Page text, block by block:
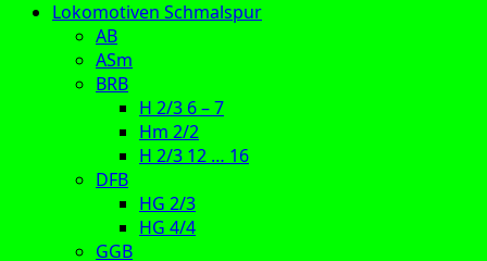
Lokomotiven Schmalspur
AB
ASm
BRB
H 2/3 6 – 7
Hm 2/2
H 2/3 12 … 16
DFB
HG 2/3
HG 4/4
GGB